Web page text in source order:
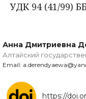
УДК 94 (41/99)
Анна Дмитриевна
Алтайский
Email:
https://